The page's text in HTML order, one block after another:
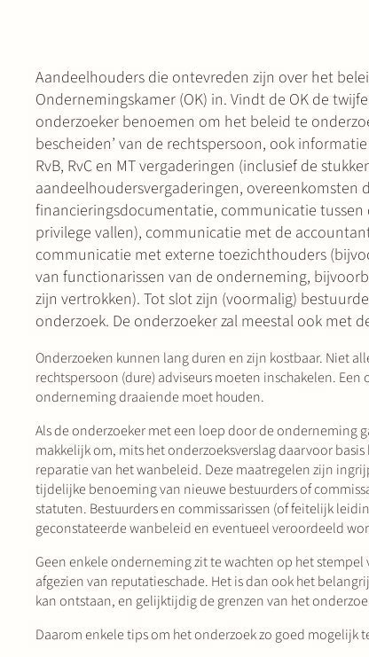
Aandeelhouders die ontevreden zijn over het
Ondernemingskamer (OK) in. Vindt de OK de
onderzoeker benoemen om het beleid te
bescheiden’ van de rechtspersoon, ook
RvB, RvC en MT vergaderingen (inclusief de
aandeelhoudersvergaderingen, overeenkomsten
financieringsdocumentatie, communicatie
privilege vallen), communicatie met de
communicatie met externe toezichthouders
van functionarissen van de onderneming,
zijn vertrokken). Tot slot zijn (voormalig)
onderzoek. De onderzoeker zal meestal ook met
Onderzoeken kunnen lang duren en zijn kostbaar. Niet
rechtspersoon (dure) adviseurs moeten inschakelen.
onderneming draaiende moet houden.
Als de onderzoeker met een loep door de onderneming
makkelijk om, mits het onderzoeksverslag daarvoor
reparatie van het wanbeleid. Deze maatregelen zijn
tijdelijke benoeming van nieuwe bestuurders of
statuten. Bestuurders en commissarissen (of feitelijk
geconstateerde wanbeleid en eventueel veroordeeld
Geen enkele onderneming zit te wachten op het
afgezien van reputatieschade. Het is dan ook het
kan ontstaan, en gelijktijdig de grenzen van het
Daarom enkele tips om het onderzoek zo goed mogelijk